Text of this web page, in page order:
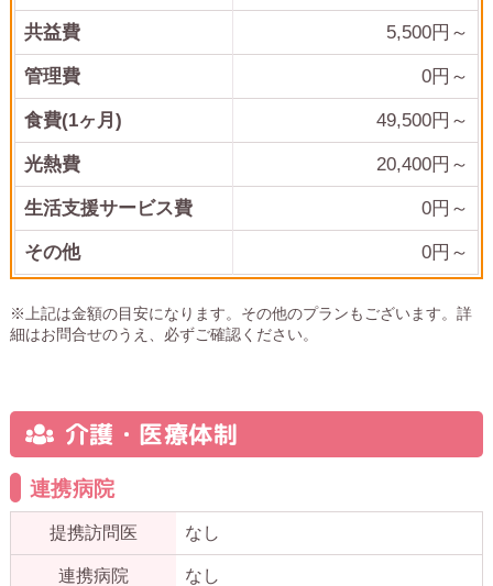
共益費 5,500円～
管理費 0円～
食費(1ヶ月) 49,500円～
光熱費 20,400円～
生活支援サービス費 0円～
その他 0円～
※上記は金額の目安になります。その他のプランもございます。詳
細はお問合せのうえ、必ずご確認ください。
介護・医療体制
連携病院
提携訪問医 なし
連携病院 なし